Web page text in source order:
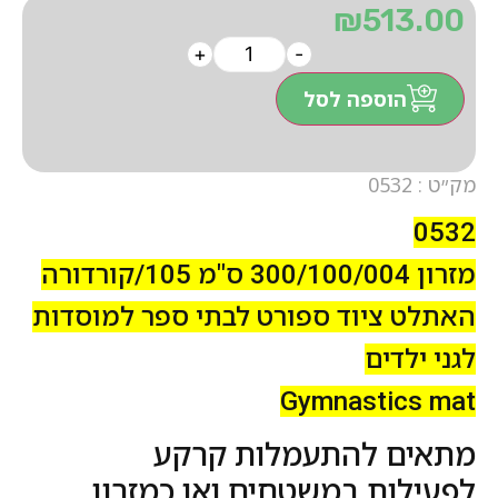
מק״ט : 0532
0532
מזרון 300/100/004 ס"מ 105/קורדורה
האתלט ציוד ספורט לבתי ספר למוסדות
לגני ילדים
Gymnastics mat
מתאים להתעמלות קרקע
₪513.00
-
+
הוספה לסל